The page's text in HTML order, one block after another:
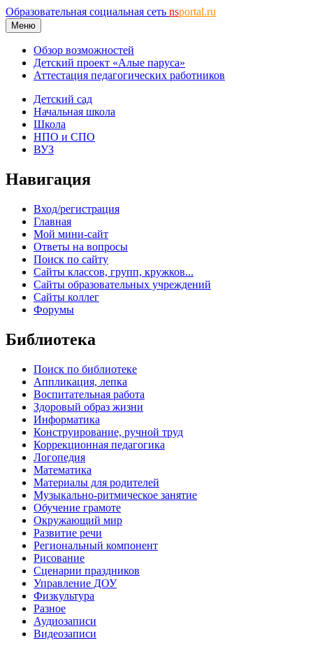
Образовательная социальная сеть nsportal.ru
Меню
Обзор возможностей
Детский проект «Алые паруса»
Аттестация педагогических работников
Детский сад
Начальная школа
Школа
НПО и СПО
ВУЗ
Навигация
Вход/регистрация
Главная
Мой мини-сайт
Ответы на вопросы
Поиск по сайту
Сайты классов, групп, кружков...
Сайты образовательных учреждений
Сайты коллег
Форумы
Библиотека
Поиск по библиотеке
Аппликация, лепка
Воспитательная работа
Здоровый образ жизни
Информатика
Конструирование, ручной труд
Коррекционная педагогика
Логопедия
Математика
Материалы для родителей
Музыкально-ритмическое занятие
Обучение грамоте
Окружающий мир
Развитие речи
Региональный компонент
Рисование
Сценарии праздников
Управление ДОУ
Физкультура
Разное
Аудиозаписи
Видеозаписи